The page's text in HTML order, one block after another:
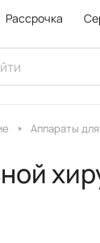
Рассрочка
Аппараты